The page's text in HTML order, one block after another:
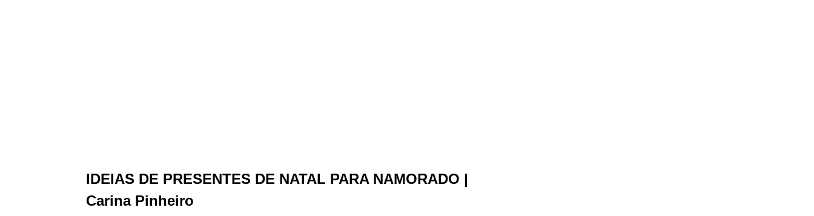
IDEIAS DE PRESENTES DE NATAL PARA NAMORADO |
Carina Pinheiro